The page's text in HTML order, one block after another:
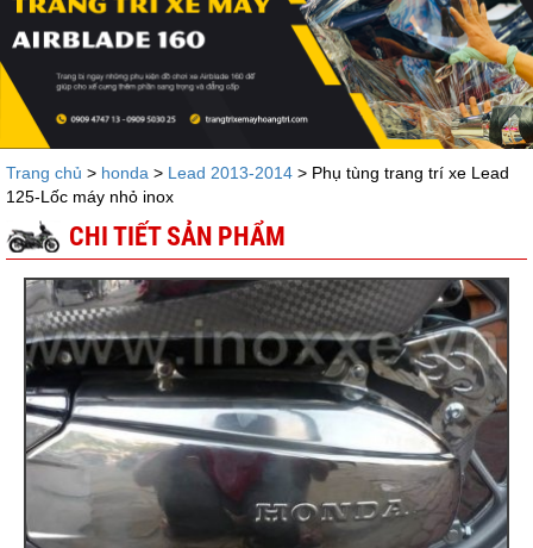
Trang chủ > honda > Lead 2013-2014 > Phụ tùng trang trí xe Lead
125-Lốc máy nhỏ inox
CHI TIẾT SẢN PHẨM